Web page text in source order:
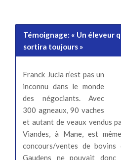
Témoignage: « Un éleveur
sortira toujours »
Franck Jucla n’est pas un
inconnu dans le monde
des négociants. Avec
300 agneaux, 90 vaches
et autant de veaux vendus
Viandes, à Mane, est
concours/ventes de
Gaudens ne pouvait donc